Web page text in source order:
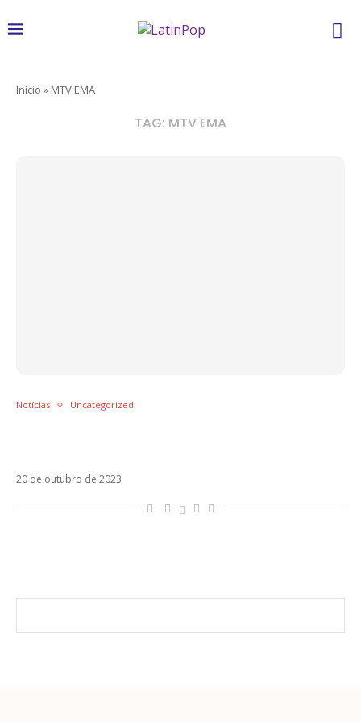
Início » MTV EMA
TAG: MTV EMA
Notícias Uncategorized
20 de outubro de 2023